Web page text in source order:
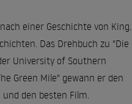
einer Geschichte von King.
Das Drehbuch zu "Die
University of Southern
Green Mile" gewann er den
den besten Film.